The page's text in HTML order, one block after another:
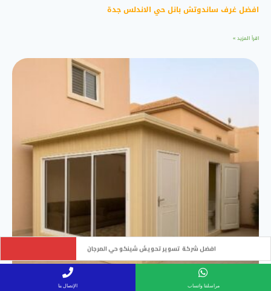
افضل غرف ساندوتش بانل حي الاندلس جدة
اقرأ المزيد »
ساتر قماش PVC جدة
مراسلتنا واتساب الإتصال بنا